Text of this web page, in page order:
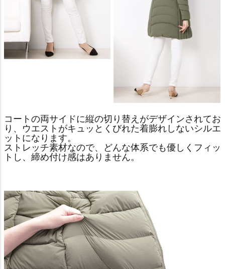
コートの両サイドに縦の切り替えがデザインされてお
り、ウエストがキュッとくびれた着膨れしないシルエ
ットになります。
ストレッチ素材なので、どんな体系でも優しくフィッ
トし、締め付け感はありません。